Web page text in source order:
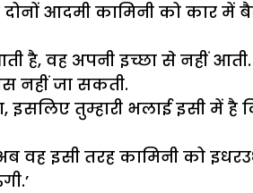
आदमी कामिनी को कार
है, वह अपनी इच्छा से नहीं
नहीं जा सकती.
इसलिए तुम्हारी भलाई इसी
वह इसी तरह कामिनी को